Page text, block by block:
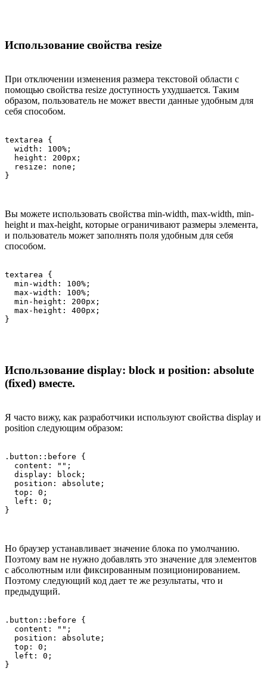
Использование свойства resize
При отключении изменения размера текстовой области с
помощью свойства resize доступность ухудшается. Таким
образом, пользователь не может ввести данные удобным для
себя способом.
textarea {
  width: 100%;
  height: 200px;
  resize: none;
}
Вы можете использовать свойства min-width, max-width, min-
height и max-height, которые ограничивают размеры элемента,
и пользователь может заполнять поля удобным для себя
способом.
textarea {
  min-width: 100%;
  max-width: 100%;
  min-height: 200px;
  max-height: 400px;
}
Использование display: block и position: absolute
(fixed) вместе.
Я часто вижу, как разработчики используют свойства display и
position следующим образом:
.button::before {
  content: "";
  display: block;
  position: absolute;
  top: 0;
  left: 0;
}
Но браузер устанавливает значение блока по умолчанию.
Поэтому вам не нужно добавлять это значение для элементов
с абсолютным или фиксированным позиционированием.
Поэтому следующий код дает те же результаты, что и
предыдущий.
.button::before {
  content: "";
  position: absolute;
  top: 0;
  left: 0;
}